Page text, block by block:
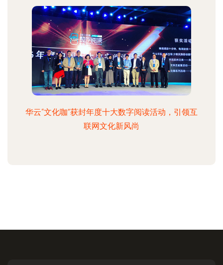
华云“文化咖”获封年度十大数字阅读活动，引领互
联网文化新风尚